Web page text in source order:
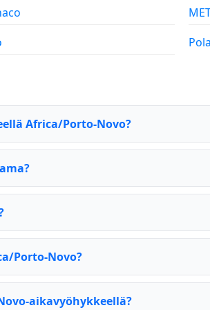
Africa/Porto-Novo?
Porto-Novo?
aikavyöhykkeellä?